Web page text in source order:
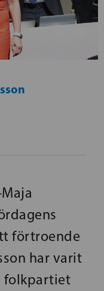
förtroende
har varit
folkpartiet